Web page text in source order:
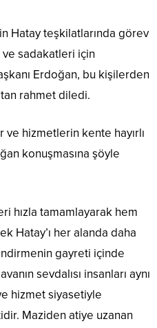
Hatay teşkilatlarında görev
sadakatleri için
Erdoğan, bu kişilerden
rahmet diledi.
ve hizmetlerin kente hayırlı
konuşmasına şöyle
hızla tamamlayarak hem
Hatay’ı her alanda daha
gayreti içinde
sevdalısı insanları aynı
hizmet siyasetiyle
Maziden atiye uzanan